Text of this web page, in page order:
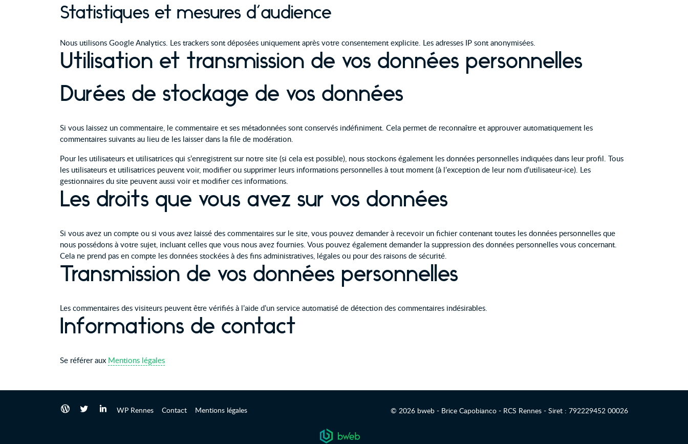
Statistiques et mesures d’audience
Nous utilisons Google Analytics. Les trackers sont déposées uniquement après votre consentement explicite. Les adresses IP sont anonymisées.
Utilisation et transmission de vos données personnelles
Durées de stockage de vos données
Si vous laissez un commentaire, le commentaire et ses métadonnées sont conservés indéfiniment. Cela permet de reconnaître et approuver automatiquement les
commentaires suivants au lieu de les laisser dans la file de modération.
Pour les utilisateurs et utilisatrices qui s’enregistrent sur notre site (si cela est possible), nous stockons également les données personnelles indiquées dans leur profil. Tous
les utilisateurs et utilisatrices peuvent voir, modifier ou supprimer leurs informations personnelles à tout moment (à l’exception de leur nom d’utilisateur·ice). Les
gestionnaires du site peuvent aussi voir et modifier ces informations.
Les droits que vous avez sur vos données
Si vous avez un compte ou si vous avez laissé des commentaires sur le site, vous pouvez demander à recevoir un fichier contenant toutes les données personnelles que
nous possédons à votre sujet, incluant celles que vous nous avez fournies. Vous pouvez également demander la suppression des données personnelles vous concernant.
Cela ne prend pas en compte les données stockées à des fins administratives, légales ou pour des raisons de sécurité.
Transmission de vos données personnelles
Les commentaires des visiteurs peuvent être vérifiés à l’aide d’un service automatisé de détection des commentaires indésirables.
Informations de contact
Se référer aux Mentions légales
WP Rennes Contact Mentions légales © 2026 bweb - Brice Capobianco - RCS Rennes - Siret : 792229452 00026